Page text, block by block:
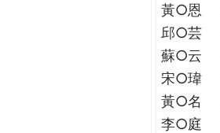
黃○恩
邱○芸
蘇○云
宋○瑋
黃○名
李○庭